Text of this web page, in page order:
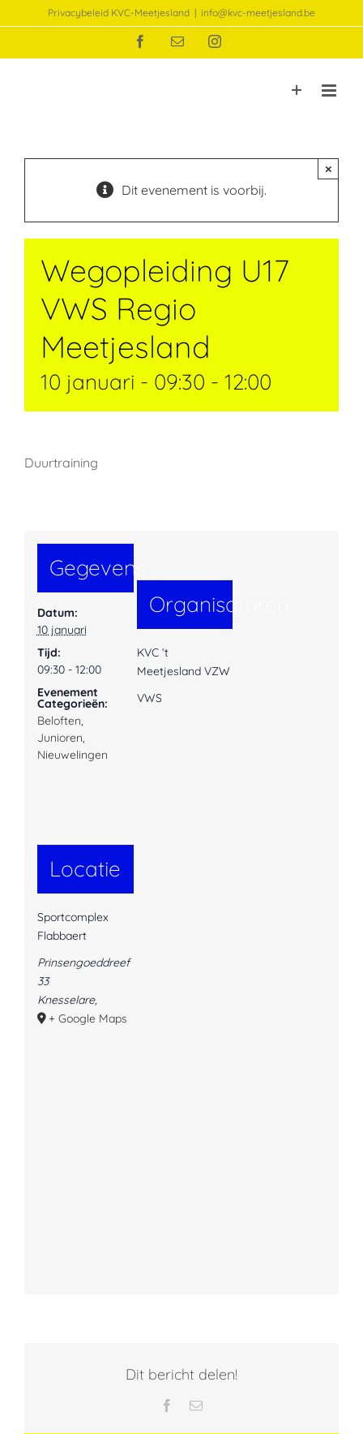
naar
Privacybeleid KVC-Meetjesland | info@kvc-meetjesland.be
Facebook
E-
Instagram
Dit evenement is voorbij.
×
Wegopleiding U17
VWS Regio
Meetjesland
10 januari - 09:30 - 12:00
Duurtraining
Gegevens
Datum:
10 januari
Tijd:
09:30 - 12:00
Evenement
Categorieën:
Beloften,
Junioren,
Nieuwelingen
Organisatoren
KVC ‘t
Meetjesland VZW
VWS
Locatie
Sportcomplex
Flabbaert
Prinsengoeddreef
33
Knesselare,
+ Google Maps
Dit bericht delen!
Facebook
E-